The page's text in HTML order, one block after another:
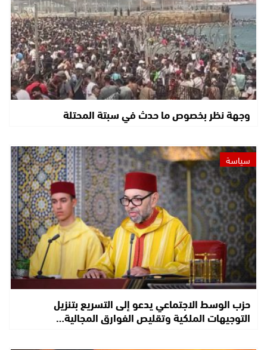
وجهة نظر بخصوص ما حدث في سبتة المحتلة
سياسة
حزب الوسط الاجتماعي يدعو إلى التسريع بتنزيل
التوجيهات الملكية وتقليص الفوارق المجالية…